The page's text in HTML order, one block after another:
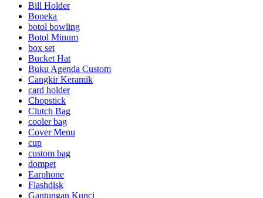
Bill Holder
Boneka
botol bowling
Botol Minum
box set
Bucket Hat
Buku Agenda Custom
Cangkir Keramik
card holder
Chopstick
Clutch Bag
cooler bag
Cover Menu
cup
custom bag
dompet
Earphone
Flashdisk
Gantungan Kunci